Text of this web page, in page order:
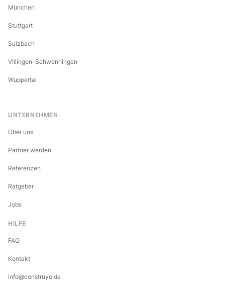
München
Stuttgart
Sulzbach
Villingen-Schwenningen
Wuppertal
UNTERNEHMEN
Über uns
Partner werden
Referenzen
Ratgeber
Jobs
HILFE
FAQ
Kontakt
info@construyo.de